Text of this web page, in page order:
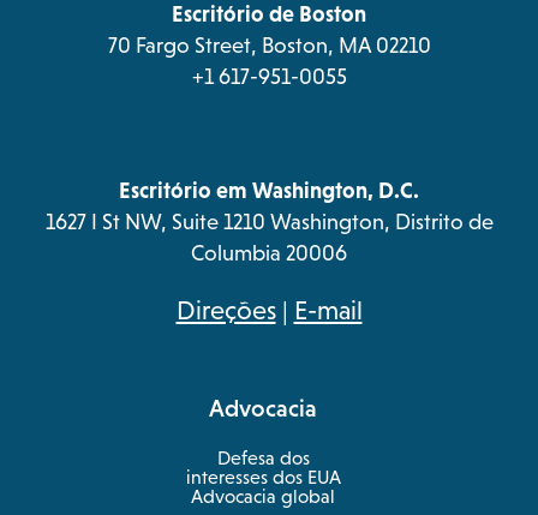
tab
Escritório de Boston
70 Fargo Street, Boston, MA 02210
+1 617-951-0055
Escritório em Washington, D.C.
1627 I St NW, Suite 1210 Washington, Distrito de
Columbia 20006
Direçõesopens
new
tab
| E-mail
Advocacia
Defesa dos
interesses dos EUA
Advocacia global